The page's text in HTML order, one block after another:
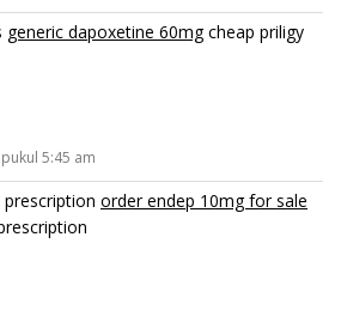
generic dapoxetine 60mgcheap priligy
5:45 am
order endep 10mg for sale